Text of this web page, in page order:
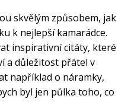
skvělým způsobem, jak
k nejlepší kamarádce.
inspirativní citáty, které
a důležitost přátel v
například o náramky,
byl jen půlka toho, co